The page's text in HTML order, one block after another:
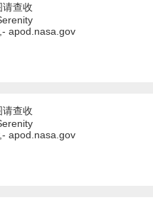
请查收
apod.nasa.gov
请查收
apod.nasa.gov